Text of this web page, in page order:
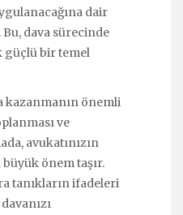
dair
dava sürecinde
güçlü bir temel
kazanmanın önemli
ve
avukatınızın
önem taşır.
tanıkların ifadeleri